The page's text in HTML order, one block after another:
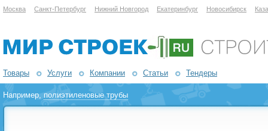
Москва Санкт-Петербург Нижний Новгород Екатеринбург Новосибирск
Товары Услуги Компании Статьи Тендеры
Например,полиэтиленовые трубы